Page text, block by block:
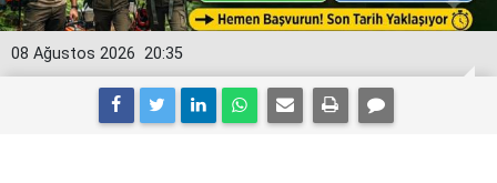
20:35
08 Ağustos 2026